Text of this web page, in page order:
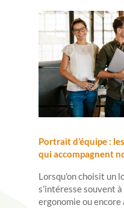
Portrait d’équipe :
qui accompagnent
Lorsqu'on choisit un
s'intéresse souvent
ergonomie ou encore